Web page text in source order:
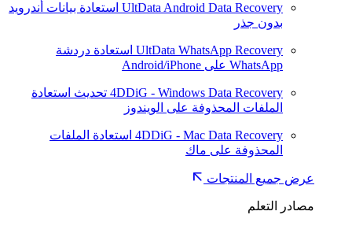
UltData Android Data Recovery استعادة بيانات أندرويد
بدون جذر
UltData WhatsApp Recovery استعادة دردشة
WhatsApp على Android/iPhone
4DDiG - Windows Data Recovery تحديث استعادة
الملفات المحذوفة على الويندوز
4DDiG - Mac Data Recovery استعادة الملفات
المحذوفة على ماك
عرض جميع المنتجات
مصادر التعلم